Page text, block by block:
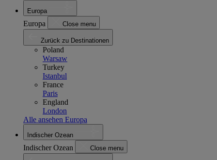
Europa
Europa Close menu
Zurück zu Destinationen
Poland
Warsaw
Turkey
Istanbul
France
Paris
England
London
Alle ansehen Europa
Indischer Ozean
Indischer Ozean Close menu